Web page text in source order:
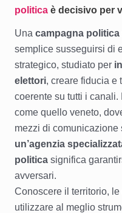
politica è decisivo per
Una campagna
semplice susseguirsi di
strategico, studiato per
elettori, creare fiducia e
coerente su tutti i
come quello veneto,
mezzi di comunicazione
un’agenzia
politica significa
avversari.
Conoscere il territorio,
utilizzare al meglio